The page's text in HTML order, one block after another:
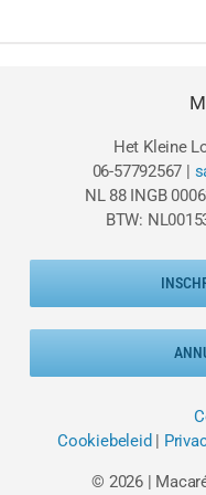
Het Kleine
06-57792567 |
NL 88 INGB
BTW:
Cookiebeleid |
© 2026 |